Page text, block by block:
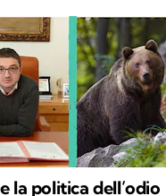
la politica dell’odio